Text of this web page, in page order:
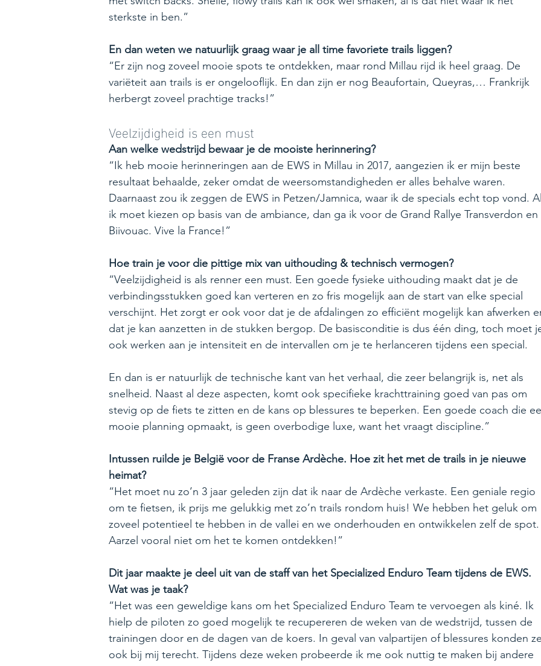
sterkste in ben.”
En dan weten we natuurlijk graag waar je all time favoriete trails liggen?
“Er zijn nog zoveel mooie spots te ontdekken, maar rond Millau rijd ik heel graag. De
variëteit aan trails is er ongelooflijk. En dan zijn er nog Beaufortain, Queyras,… Frankrijk
herbergt zoveel prachtige tracks!”
Veelzijdigheid is een must
Aan welke wedstrijd bewaar je de mooiste herinnering?
“Ik heb mooie herinneringen aan de EWS in Millau in 2017, aangezien ik er mijn beste
resultaat behaalde, zeker omdat de weersomstandigheden er alles behalve waren.
Daarnaast zou ik zeggen de EWS in Petzen/Jamnica, waar ik de specials echt top vond.
ik moet kiezen op basis van de ambiance, dan ga ik voor de Grand Rallye Transverdon en
Biivouac. Vive la France!”
Hoe train je voor die pittige mix van uithouding & technisch vermogen?
“Veelzijdigheid is als renner een must. Een goede fysieke uithouding maakt dat je de
verbindingsstukken goed kan verteren en zo fris mogelijk aan de start van elke special
verschijnt. Het zorgt er ook voor dat je de afdalingen zo efficiënt mogelijk kan afwerken
dat je kan aanzetten in de stukken bergop. De basisconditie is dus één ding, toch moet
ook werken aan je intensiteit en de intervallen om je te herlanceren tijdens een special.
En dan is er natuurlijk de technische kant van het verhaal, die zeer belangrijk is, net als
snelheid. Naast al deze aspecten, komt ook specifieke krachttraining goed van pas om
stevig op de fiets te zitten en de kans op blessures te beperken. Een goede coach die
mooie planning opmaakt, is geen overbodige luxe, want het vraagt discipline.”
Intussen ruilde je België voor de Franse Ardèche. Hoe zit het met de trails in je nieuwe
heimat?
“Het moet nu zo’n 3 jaar geleden zijn dat ik naar de Ardèche verkaste. Een geniale regio
om te fietsen, ik prijs me gelukkig met zo’n trails rondom huis! We hebben het geluk om
zoveel potentieel te hebben in de vallei en we onderhouden en ontwikkelen zelf de spot.
Aarzel vooral niet om het te komen ontdekken!”
Dit jaar maakte je deel uit van de staff van het Specialized Enduro Team tijdens de EWS.
Wat was je taak?
“Het was een geweldige kans om het Specialized Enduro Team te vervoegen als kiné. Ik
hielp de piloten zo goed mogelijk te recupereren de weken van de wedstrijd, tussen de
trainingen door en de dagen van de koers. In geval van valpartijen of blessures konden ze
ook bij mij terecht. Tijdens deze weken probeerde ik me ook nuttig te maken bij andere